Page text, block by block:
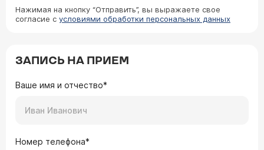
Нажимая на кнопку “Отправить”, вы выражаете свое
согласие с условиями обработки персональных данных
ЗАПИСЬ НА ПРИЕМ
Ваше имя и отчество*
Номер телефона*